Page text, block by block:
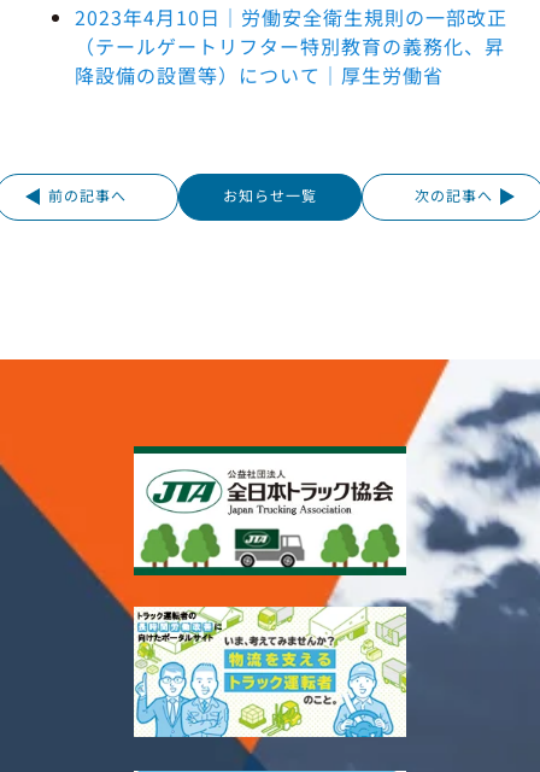
2023年4月10日｜労働安全衛生規則の一部改正
（テールゲートリフター特別教育の義務化、昇
降設備の設置等）について｜厚生労働省
前の記事へ お知らせ一覧 次の記事へ